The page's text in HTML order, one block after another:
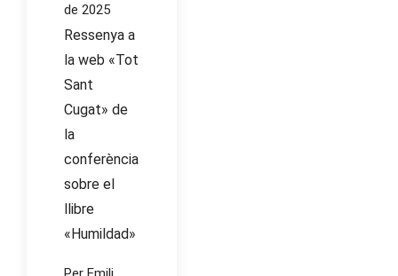
de 2025
Ressenya a
la web «Tot
Sant
Cugat» de
la
conferència
sobre el
llibre
«Humildad»